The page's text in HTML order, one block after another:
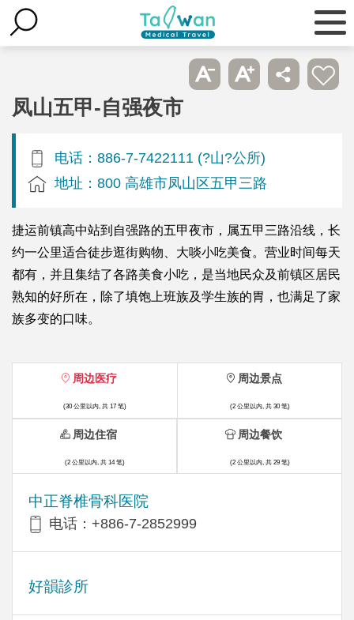
凤山五甲-自强夜市
电话：886-7-7422111 (?山?公所)
地址：800 高雄市凤山区五甲三路
捷运前镇高中站到自强路的五甲夜市，属五甲三路沿线，长
约一公里适合徒步逛街购物、大啖小吃美食。营业时间每天
都有，并且集结了各路美食小吃，是当地民众及前镇区居民
熟知的好所在，除了填饱上班族及学生族的胃，也满足了家
族多变的口味。
周边医疗
(30 公里以内, 共 17 笔)
中正脊椎骨科医院
电话：+886-7-2852999
好韻診所
周边景点
(2 公里以内, 共 30 笔)
周边住宿
(2 公里以内, 共 14 笔)
周边餐饮
(2 公里以内, 共 29 笔)